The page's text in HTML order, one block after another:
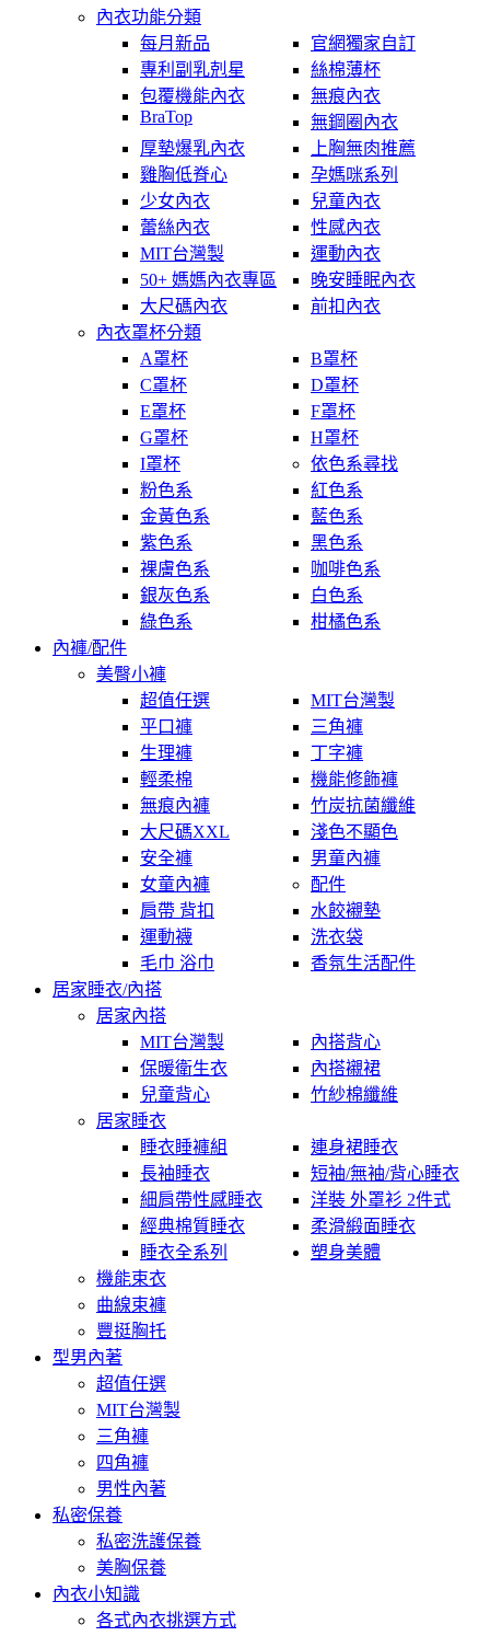
內衣功能分類
每月新品
官網獨家自訂
專利副乳剋星
絲棉薄杯
包覆機能內衣
無痕內衣
BraTop
無鋼圈內衣
厚墊爆乳內衣
上胸無肉推薦
雞胸低脊心
孕媽咪系列
少女內衣
兒童內衣
蕾絲內衣
性感內衣
MIT台灣製
運動內衣
50+ 媽媽內衣專區
晚安睡眠內衣
大尺碼內衣
前扣內衣
內衣罩杯分類
A罩杯
B罩杯
C罩杯
D罩杯
E罩杯
F罩杯
G罩杯
H罩杯
I罩杯
依色系尋找
粉色系
紅色系
金黃色系
藍色系
紫色系
黑色系
裸膚色系
咖啡色系
銀灰色系
白色系
綠色系
柑橘色系
內褲/配件
美臀小褲
超值任選
MIT台灣製
平口褲
三角褲
生理褲
丁字褲
輕柔棉
機能修飾褲
無痕內褲
竹炭抗菌纖維
大尺碼XXL
淺色不顯色
安全褲
男童內褲
女童內褲
配件
肩帶 背扣
水餃襯墊
運動襪
洗衣袋
毛巾 浴巾
香氛生活配件
居家睡衣/內搭
居家內搭
MIT台灣製
內搭背心
保暖衛生衣
內搭襯裙
兒童背心
竹紗棉纖維
居家睡衣
睡衣睡褲組
連身裙睡衣
長袖睡衣
短袖/無袖/背心睡衣
細肩帶性感睡衣
洋裝 外罩衫 2件式
經典棉質睡衣
柔滑緞面睡衣
睡衣全系列
塑身美體
機能束衣
曲線束褲
豐挺胸托
型男內著
超值任選
MIT台灣製
三角褲
四角褲
男性內著
私密保養
私密洗護保養
美胸保養
內衣小知識
各式內衣挑選方式